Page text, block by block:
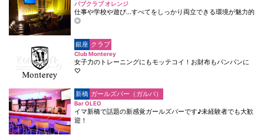
パブクラブ オレンジ
仕事や学校や遊び…すべてをしっかり両立できる環境が魅力的
◎
銀座 クラブ
Club Monterey
女子力のトレーニングにもモッテコイ！お財布もパンパンに
♡
新橋 ガールズバー（ガルバ）
Bar OLEO
イマ新橋で話題の新感覚ガールズバーです♪未経験者でも大歓
迎！